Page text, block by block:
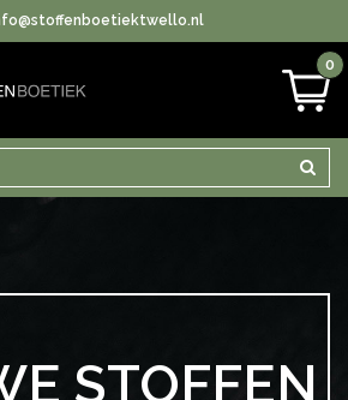
0
STOFFEN